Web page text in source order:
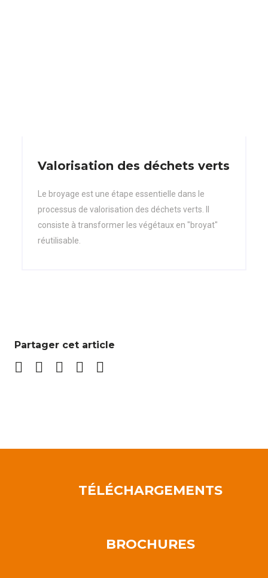
Valorisation des déchets verts
Le broyage est une étape essentielle dans le
processus de valorisation des déchets verts. Il
consiste à transformer les végétaux en "broyat"
réutilisable.
Partager cet article
TÉLÉCHARGEMENTS
BROCHURES